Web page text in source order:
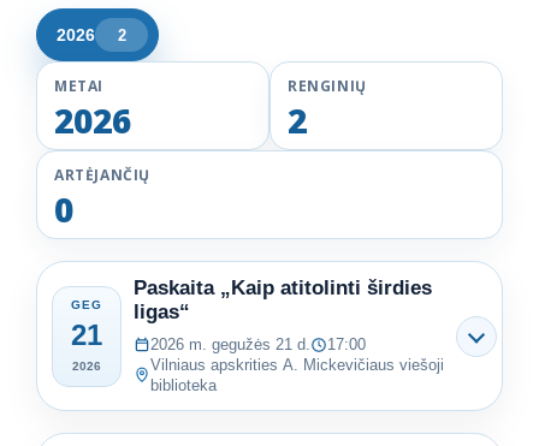
2026 2
METAI
2026
RENGINIŲ
2
ARTĖJANČIŲ
0
GEG
21
2026
Paskaita „Kaip atitolinti širdies
ligas“
2026 m. gegužės 21 d.
17:00
Vilniaus apskrities A. Mickevičiaus viešoji
biblioteka